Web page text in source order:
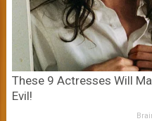
These 9 Actresses Will
Evil!